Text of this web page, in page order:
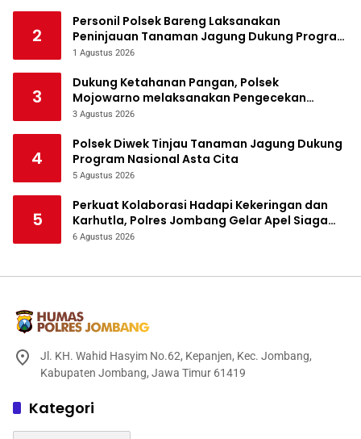
2
Personil Polsek Bareng Laksanakan
Peninjauan Tanaman Jagung Dukung Program
Ketahanan Pangan
1 Agustus 2026
3
Dukung Ketahanan Pangan, Polsek
Mojowarno melaksanakan Pengecekan
Tanaman Jagung
3 Agustus 2026
4
Polsek Diwek Tinjau Tanaman Jagung Dukung
Program Nasional Asta Cita
5 Agustus 2026
5
Perkuat Kolaborasi Hadapi Kekeringan dan
Karhutla, Polres Jombang Gelar Apel Siaga
Bencana
6 Agustus 2026
Jl. KH. Wahid Hasyim No.62, Kepanjen, Kec. Jombang,
Kabupaten Jombang, Jawa Timur 61419
Kategori